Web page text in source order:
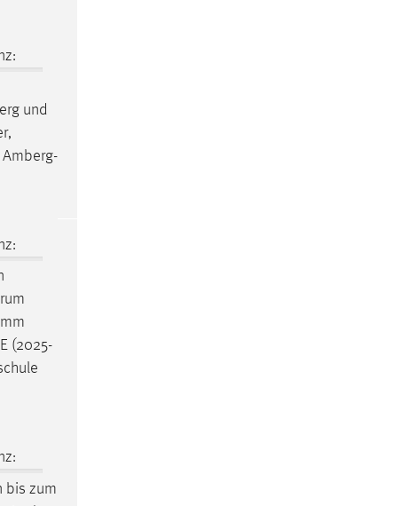
und
(2025-
bis zum